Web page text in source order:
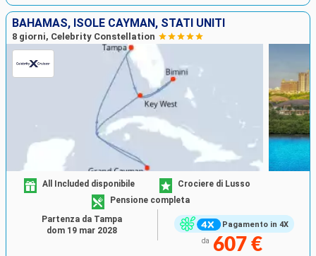
BAHAMAS, ISOLE CAYMAN, STATI UNITI
8 giorni, Celebrity Constellation
Pagamento in 4X
All Included disponibile
Crociere di Lusso
Pensione completa
da 607 €
Partenza da Tampa
dom 19 mar 2028